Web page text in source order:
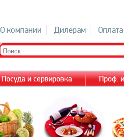
О компании Дилерам Оплата
Посуда и сервировка Проф.